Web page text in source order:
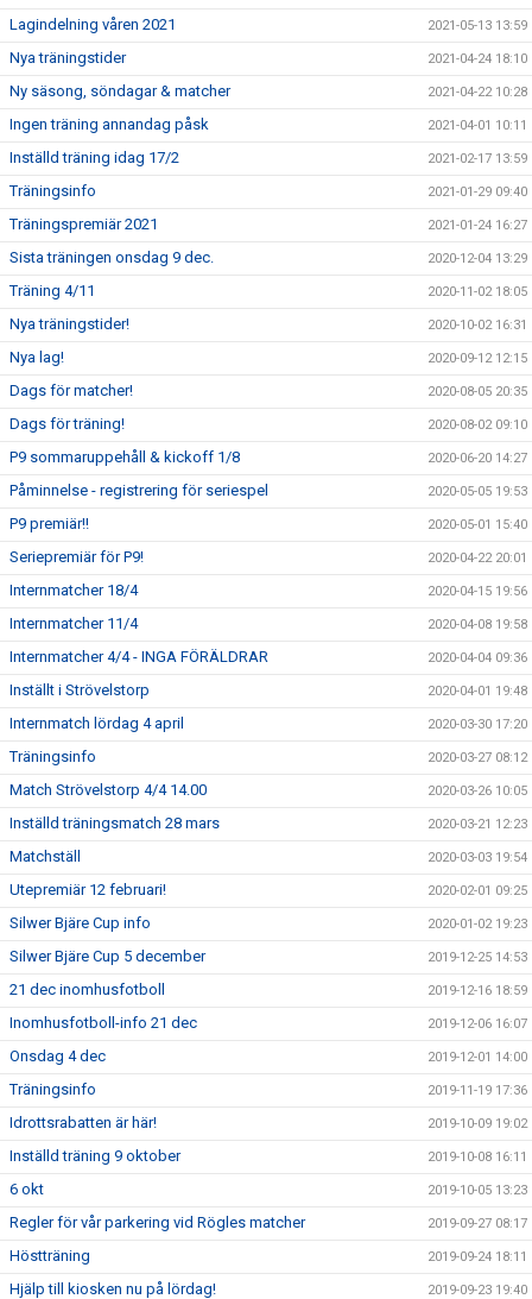
Lagindelning våren 2021 2021-05-13 13:59
Nya träningstider 2021-04-24 18:10
Ny säsong, söndagar & matcher 2021-04-22 10:28
Ingen träning annandag påsk 2021-04-01 10:11
Inställd träning idag 17/2 2021-02-17 13:59
Träningsinfo 2021-01-29 09:40
Träningspremiär 2021 2021-01-24 16:27
Sista träningen onsdag 9 dec. 2020-12-04 13:29
Träning 4/11 2020-11-02 18:05
Nya träningstider! 2020-10-02 16:31
Nya lag! 2020-09-12 12:15
Dags för matcher! 2020-08-05 20:35
Dags för träning! 2020-08-02 09:10
P9 sommaruppehåll & kickoff 1/8 2020-06-20 14:27
Påminnelse - registrering för seriespel 2020-05-05 19:53
P9 premiär!! 2020-05-01 15:40
Seriepremiär för P9! 2020-04-22 20:01
Internmatcher 18/4 2020-04-15 19:56
Internmatcher 11/4 2020-04-08 19:58
Internmatcher 4/4 - INGA FÖRÄLDRAR 2020-04-04 09:36
Inställt i Strövelstorp 2020-04-01 19:48
Internmatch lördag 4 april 2020-03-30 17:20
Träningsinfo 2020-03-27 08:12
Match Strövelstorp 4/4 14.00 2020-03-26 10:05
Inställd träningsmatch 28 mars 2020-03-21 12:23
Matchställ 2020-03-03 19:54
Utepremiär 12 februari! 2020-02-01 09:25
Silwer Bjäre Cup info 2020-01-02 19:23
Silwer Bjäre Cup 5 december 2019-12-25 14:53
21 dec inomhusfotboll 2019-12-16 18:59
Inomhusfotboll-info 21 dec 2019-12-06 16:07
Onsdag 4 dec 2019-12-01 14:00
Träningsinfo 2019-11-19 17:36
Idrottsrabatten är här! 2019-10-09 19:02
Inställd träning 9 oktober 2019-10-08 16:11
6 okt 2019-10-05 13:23
Regler för vår parkering vid Rögles matcher 2019-09-27 08:17
Höstträning 2019-09-24 18:11
Hjälp till kiosken nu på lördag! 2019-09-23 19:40